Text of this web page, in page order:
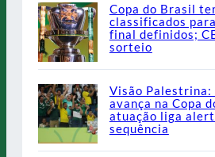
Copa do Brasil
classificados
final definidos;
sorteio
Visão Palestrina:
avança na Copa
atuação liga
sequência